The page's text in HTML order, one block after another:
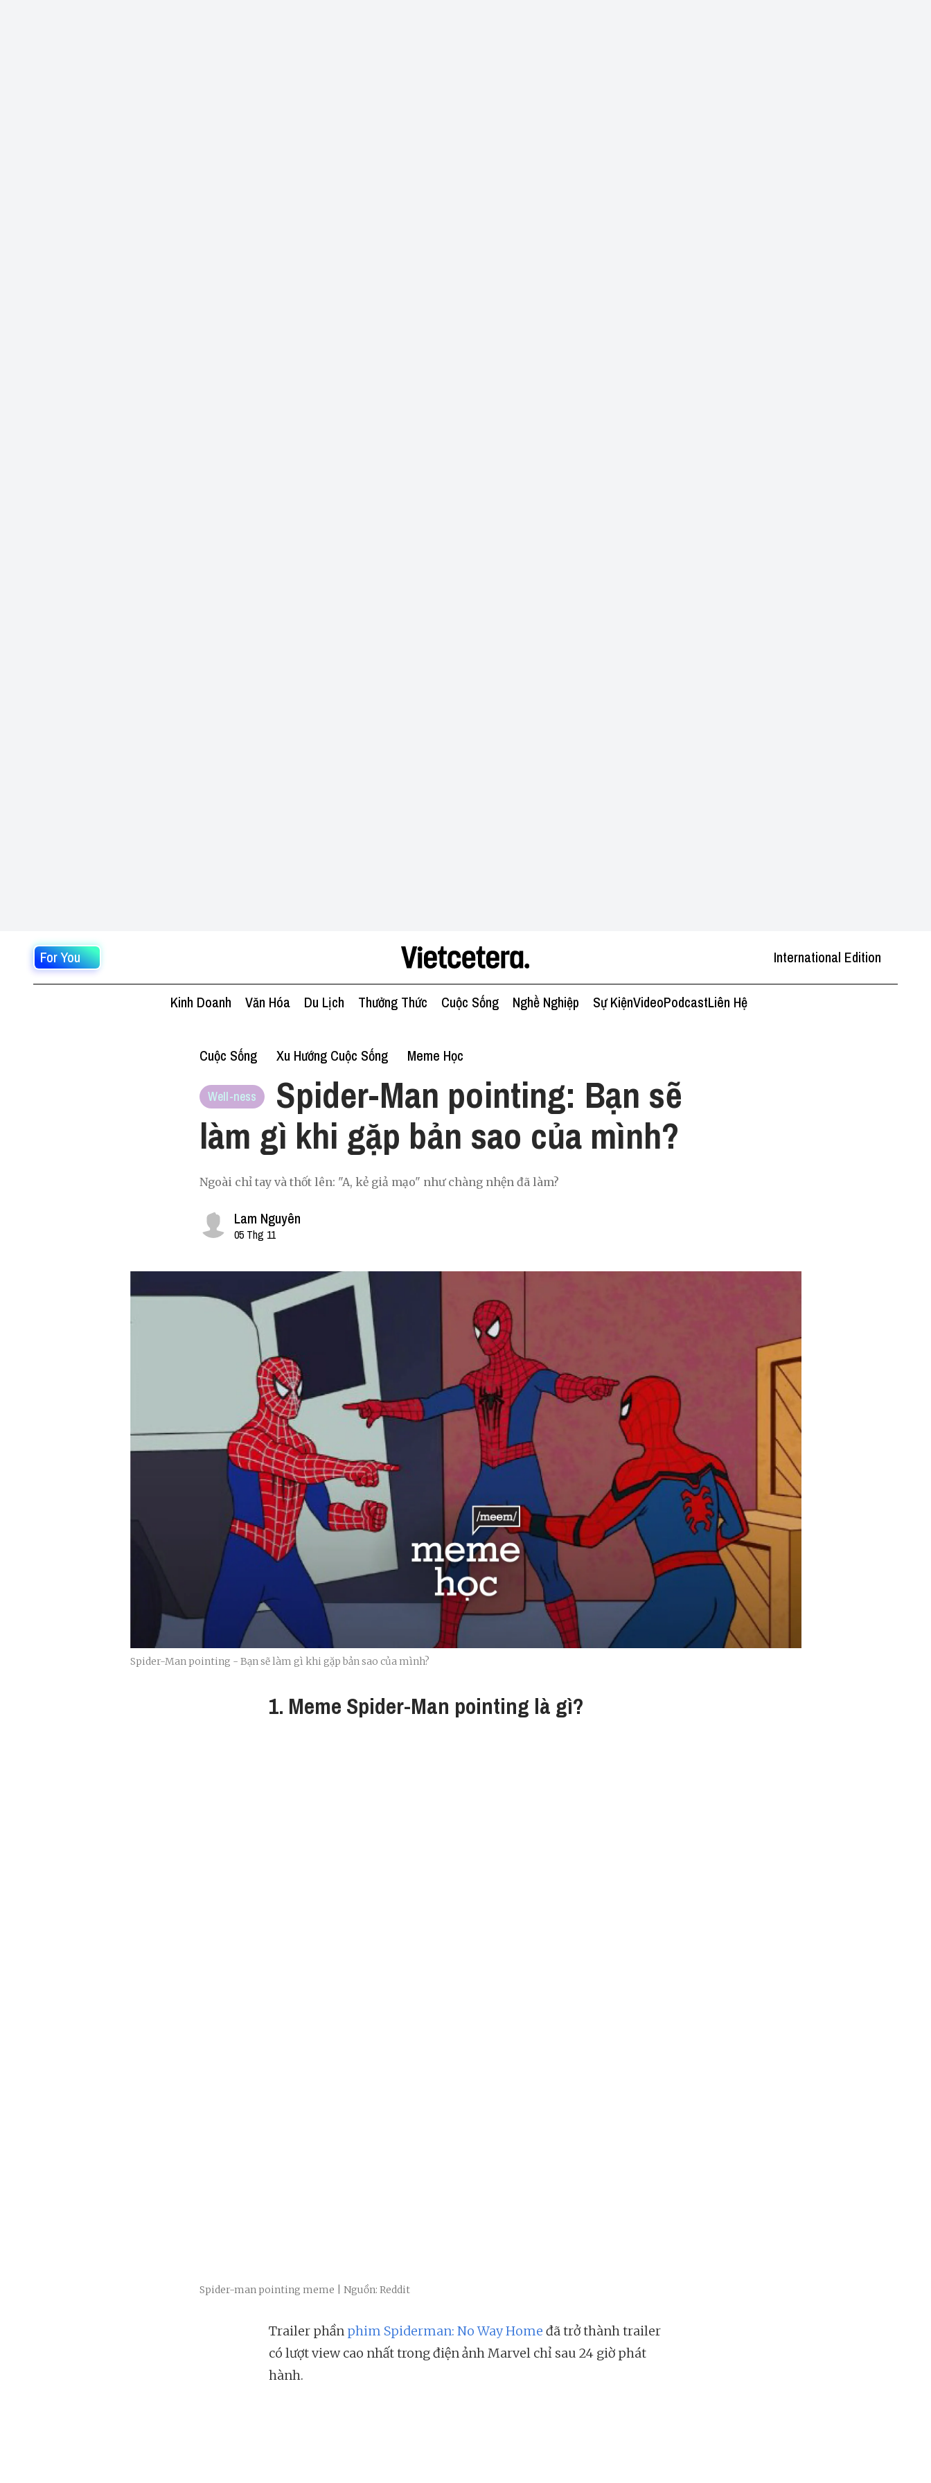
For You International Edition
Kinh Doanh Văn Hóa Du Lịch Thưởng Thức Cuộc Sống Nghề Nghiệp Sự KiệnVideoPodcastLiên Hệ
Cuộc Sống Xu Hướng Cuộc Sống Meme Học
Well-ness
Spider-Man pointing: Bạn sẽ
làm gì khi gặp bản sao của mình?
Ngoài chỉ tay và thốt lên: "A, kẻ giả mạo" như chàng nhện đã làm?
Lam Nguyên
05 Thg 11
Spider-Man pointing - Bạn sẽ làm gì khi gặp bản sao của mình?
1. Meme Spider-Man pointing là gì?
Spider-man pointing meme | Nguồn: Reddit
Trailer phần phim Spiderman: No Way Home đã trở thành trailer
có lượt view cao nhất trong điện ảnh Marvel chỉ sau 24 giờ phát
hành.